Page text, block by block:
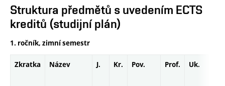
Struktura předmětů s uvedením ECTS
kreditů (studijní plán)
1. ročník, zimní semestr
Zkratka Název J. Kr. Pov. Prof. Uk.